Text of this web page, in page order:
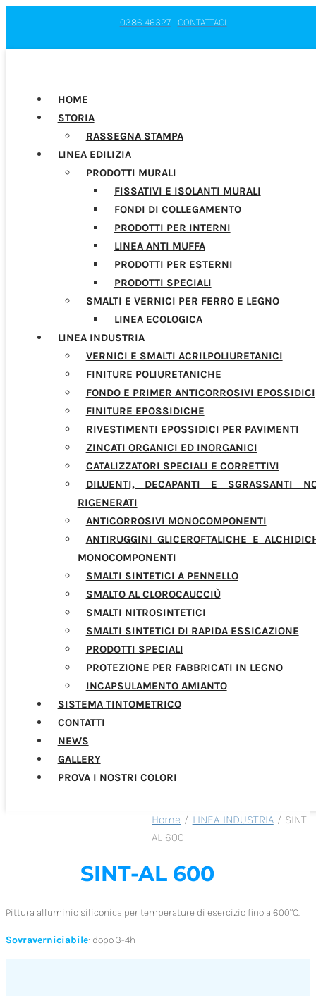
0386 46327 CONTATTACI
HOME
STORIA
RASSEGNA STAMPA
LINEA EDILIZIA
PRODOTTI MURALI
FISSATIVI E ISOLANTI MURALI
FONDI DI COLLEGAMENTO
PRODOTTI PER INTERNI
LINEA ANTI MUFFA
PRODOTTI PER ESTERNI
PRODOTTI SPECIALI
SMALTI E VERNICI PER FERRO E LEGNO
LINEA ECOLOGICA
LINEA INDUSTRIA
VERNICI E SMALTI ACRILPOLIURETANICI
FINITURE POLIURETANICHE
FONDO E PRIMER ANTICORROSIVI EPOSSIDICI
FINITURE EPOSSIDICHE
RIVESTIMENTI EPOSSIDICI PER PAVIMENTI
ZINCATI ORGANICI ED INORGANICI
CATALIZZATORI SPECIALI E CORRETTIVI
DILUENTI, DECAPANTI E SGRASSANTI
RIGENERATI
ANTICORROSIVI MONOCOMPONENTI
ANTIRUGGINI GLICEROFTALICHE E
MONOCOMPONENTI
SMALTI SINTETICI A PENNELLO
SMALTO AL CLOROCAUCCIÙ
SMALTI NITROSINTETICI
SMALTI SINTETICI DI RAPIDA ESSICAZIONE
PRODOTTI SPECIALI
PROTEZIONE PER FABBRICATI IN LEGNO
INCAPSULAMENTO AMIANTO
SISTEMA TINTOMETRICO
CONTATTI
NEWS
GALLERY
PROVA I NOSTRI COLORI
Home / LINEA INDUSTRIA/ SINT-
AL 600
SINT-AL 600
Pittura alluminio siliconica per temperature di esercizio fino a 600°C.
Sovraverniciabile: dopo 3-4h